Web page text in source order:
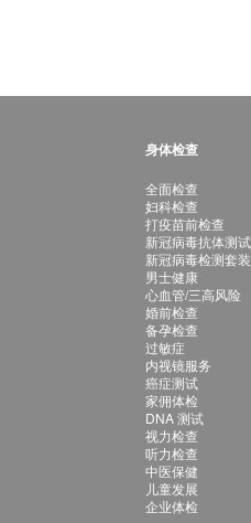
身体检查
全面检查
妇科检查
打疫苗前检查
新冠病毒抗体测试
新冠病毒检测套装
男士健康
心血管/三高风险
婚前检查
备孕检查
过敏症
内视镜服务
癌症测试
家佣体检
DNA 测试
视力检查
听力检查
中医保健
儿童发展
企业体检